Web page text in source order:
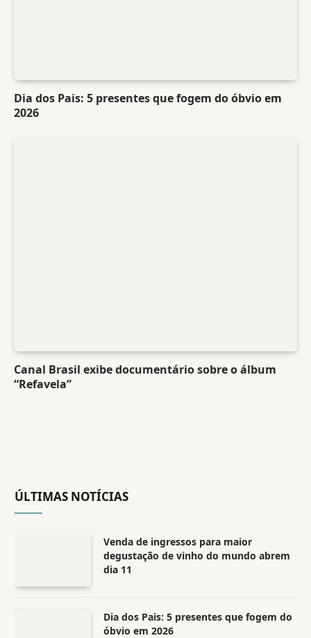
Dia dos Pais: 5 presentes que fogem do óbvio em
2026
Canal Brasil exibe documentário sobre o álbum
“Refavela”
ÚLTIMAS NOTÍCIAS
Venda de ingressos para maior
degustação de vinho do mundo abrem
dia 11
Dia dos Pais: 5 presentes que fogem do
óbvio em 2026